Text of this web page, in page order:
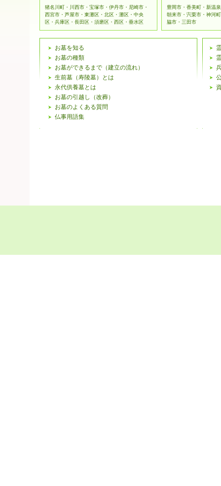
猪名川町・川西市・宝塚市・伊丹市・尼崎市・
西宮市・芦屋市・東灘区・北区・灘区・中央
区・兵庫区・長田区・須磨区・西区・垂水区
豊岡市・香美町・新温
朝来市・宍栗市・神河
脇市・三田市
お墓を知る
お墓の種類
お墓ができるまで（建立の流れ）
生前墓（寿陵墓）とは
永代供養墓とは
お墓の引越し（改葬）
お墓のよくある質問
仏事用語集